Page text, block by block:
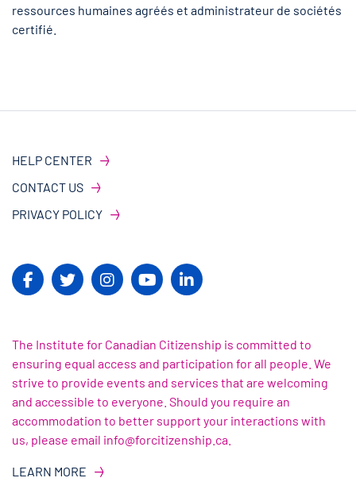
ressources humaines agréés et administrateur de sociétés
certifié.
HELP CENTER
CONTACT US
PRIVACY POLICY
The Institute for Canadian Citizenship is committed to
ensuring equal access and participation for all people. We
strive to provide events and services that are welcoming
and accessible to everyone. Should you require an
accommodation to better support your interactions with
us, please email info@forcitizenship.ca.
LEARN MORE